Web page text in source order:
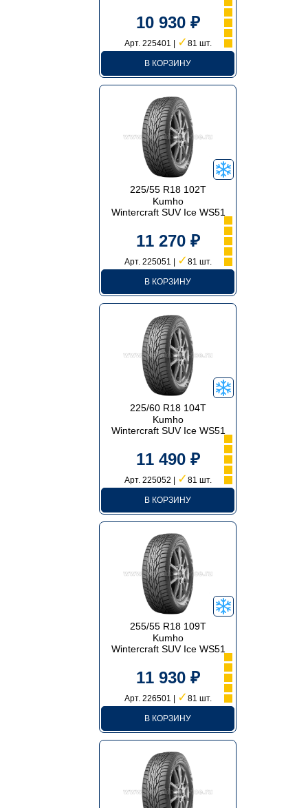
10 930 ₽
Арт. 225401 | ✓ 81 шт.
В КОРЗИНУ
225/55 R18 102T
Kumho
Wintercraft SUV Ice WS51
11 270 ₽
Арт. 225051 | ✓ 81 шт.
В КОРЗИНУ
225/60 R18 104T
Kumho
Wintercraft SUV Ice WS51
11 490 ₽
Арт. 225052 | ✓ 81 шт.
В КОРЗИНУ
255/55 R18 109T
Kumho
Wintercraft SUV Ice WS51
11 930 ₽
Арт. 226501 | ✓ 81 шт.
В КОРЗИНУ